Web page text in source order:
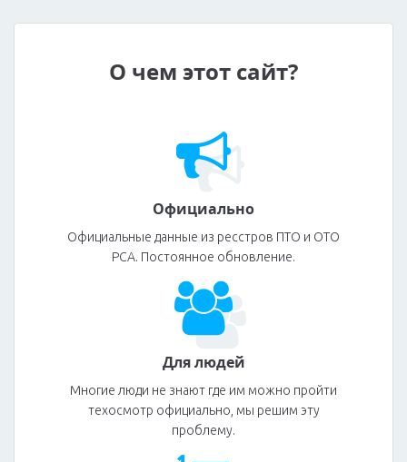
О чем этот сайт?
Официально
Официальные данные из ресстров ПТО и ОТО
РСА. Постоянное обновление.
Для людей
Многие люди не знают где им можно пройти
техосмотр официально, мы решим эту
проблему.